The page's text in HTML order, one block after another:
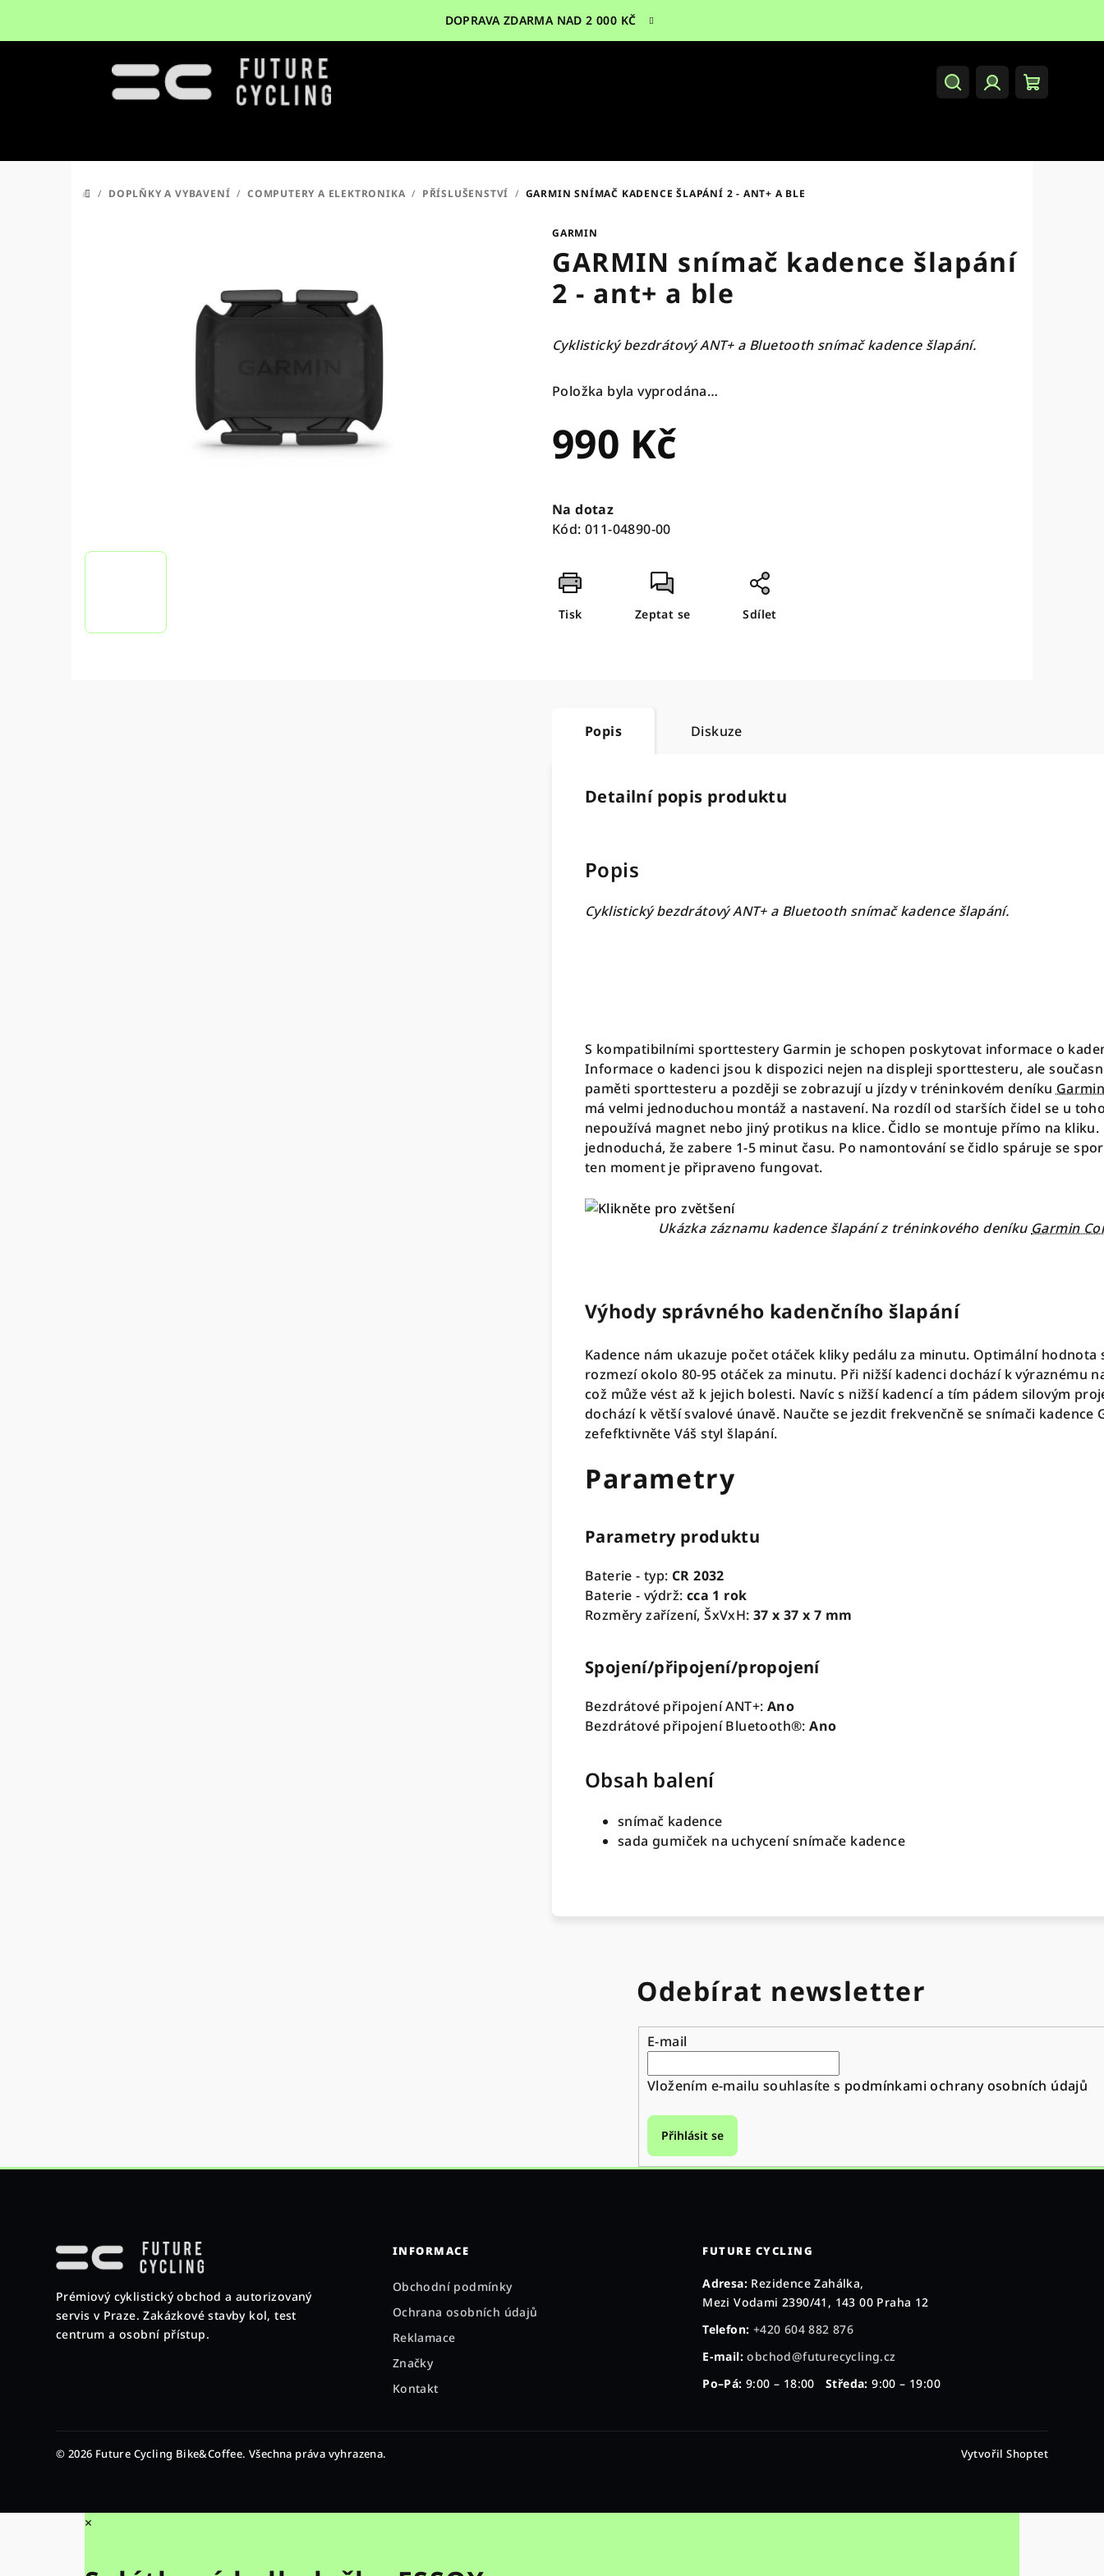
DOPRAVA ZDARMA NAD 2 000 KČ
HledatPřihlášeníNákupní
DOMŮ
/ DOPLŇKY A VYBAVENÍ / COMPUTERY A ELEKTRONIKA / PŘÍSLUŠENSTVÍ / GARMIN SNÍMAČ KADENCE ŠLAPÁNÍ 2 - ANT+ A BLE
GARMIN
GARMIN snímač kadence šlapání
2 - ant+ a ble
Cyklistický bezdrátový ANT+ a Bluetooth snímač kadence šlapání.
Položka byla vyprodána…
990 Kč
cena:
Na dotaz
Kód: 011-04890-00
Tisk Zeptat se Sdílet
Popis Diskuze
Detailní popis produktu
Popis
Cyklistický bezdrátový ANT+ a Bluetooth snímač kadence šlapání.
S kompatibilními sporttestery Garmin je schopen poskytovat informace o
Informace o kadenci jsou k dispozici nejen na displeji sporttesteru, ale
paměti sporttesteru a později se zobrazují u jízdy v tréninkovém deníku
má velmi jednoduchou montáž a nastavení. Na rozdíl od starších čidel se u
nepoužívá magnet nebo jiný protikus na klice. Čidlo se montuje přímo na
jednoduchá, že zabere 1-5 minut času. Po namontování se čidlo spáruje se
ten moment je připraveno fungovat.
Ukázka záznamu kadence šlapání z tréninkového deníku Garmin
Výhody správného kadenčního šlapání
Kadence nám ukazuje počet otáček kliky pedálu za minutu. Optimální hodnota
rozmezí okolo 80-95 otáček za minutu. Při nižší kadenci dochází k výraznému
což může vést až k jejich bolesti. Navíc s nižší kadencí a tím pádem silovým
dochází k větší svalové únavě. Naučte se jezdit frekvenčně se snímači kadence
zefefktivněte Váš styl šlapání.
Parametry
Parametry produktu
Baterie - typ: CR 2032
Baterie - výdrž: cca 1 rok
Rozměry zařízení, ŠxVxH:37 x 37 x 7 mm
Spojení/připojení/propojení
Bezdrátové připojení ANT+: Ano
Bezdrátové připojení Bluetooth®:Ano
Obsah balení
snímač kadence
sada gumiček na uchycení snímače kadence
Odebírat newsletter
E-mail
Vložením e-mailu souhlasíte s podmínkami ochrany osobních údajů
Přihlásit se
Prémiový cyklistický obchod a autorizovaný
servis v Praze. Zakázkové stavby kol, test
centrum a osobní přístup.
INFORMACE
Obchodní podmínky
Ochrana osobních údajů
Reklamace
Značky
Kontakt
FUTURE CYCLING
Adresa: Rezidence Zahálka,
Mezi Vodami 2390/41, 143 00 Praha 12
Telefon: +420 604 882 876
E-mail: obchod@futurecycling.cz
Po–Pá: 9:00 – 18:00Středa: 9:00 – 19:00
© 2026 Future Cycling Bike&Coffee. Všechna práva vyhrazena. Vytvořil Shoptet
×